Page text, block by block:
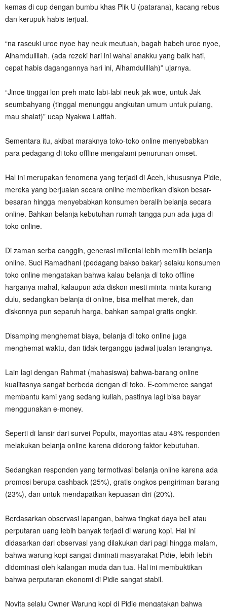
kemas di cup dengan bumbu khas Plik U (patarana), kacang rebus
dan kerupuk habis terjual.
“na raseuki uroe nyoe hay neuk meutuah, bagah habeh uroe nyoe,
Alhamdulillah. (ada rezeki hari ini wahai anakku yang baik hati,
cepat habis dagangannya hari ini, Alhamdulillah)” ujarnya.
“Jinoe tinggai lon preh mato labi-labi neuk jak woe, untuk Jak
seumbahyang (tinggal menunggu angkutan umum untuk pulang,
mau shalat)” ucap Nyakwa Latifah.
Sementara itu, akibat maraknya toko-toko online menyebabkan
para pedagang di toko offline mengalami penurunan omset.
Hal ini merupakan fenomena yang terjadi di Aceh, khususnya Pidie,
mereka yang berjualan secara online memberikan diskon besar-
besaran hingga menyebabkan konsumen beralih belanja secara
online. Bahkan belanja kebutuhan rumah tangga pun ada juga di
toko online.
Di zaman serba canggih, generasi millenial lebih memilih belanja
online. Suci Ramadhani (pedagang bakso bakar) selaku konsumen
toko online mengatakan bahwa kalau belanja di toko offline
harganya mahal, kalaupun ada diskon mesti minta-minta kurang
dulu, sedangkan belanja di online, bisa melihat merek, dan
diskonnya pun separuh harga, bahkan sampai gratis ongkir.
Disamping menghemat biaya, belanja di toko online juga
menghemat waktu, dan tidak terganggu jadwal jualan terangnya.
Lain lagi dengan Rahmat (mahasiswa) bahwa-barang online
kualitasnya sangat berbeda dengan di toko. E-commerce sangat
membantu kami yang sedang kuliah, pastinya lagi bisa bayar
menggunakan e-money.
Seperti di lansir dari survei Populix, mayoritas atau 48% responden
melakukan belanja online karena didorong faktor kebutuhan.
Sedangkan responden yang termotivasi belanja online karena ada
promosi berupa cashback (25%), gratis ongkos pengiriman barang
(23%), dan untuk mendapatkan kepuasan diri (20%).
Berdasarkan observasi lapangan, bahwa tingkat daya beli atau
perputaran uang lebih banyak terjadi di warung kopi. Hal ini
didasarkan dari observasi yang dilakukan dari pagi hingga malam,
bahwa warung kopi sangat diminati masyarakat Pidie, lebih-lebih
didominasi oleh kalangan muda dan tua. Hal ini membuktikan
bahwa perputaran ekonomi di Pidie sangat stabil.
Novita selalu Owner Warung kopi di Pidie mengatakan bahwa